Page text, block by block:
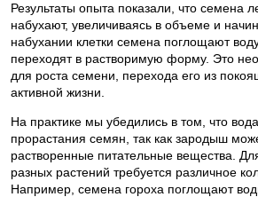
Результаты опыта показали, что семена
набухают, увеличиваясь в объеме и
набухании клетки семена поглощают
переходят в растворимую форму. Это
для роста семени, перехода его из
активной жизни.
На практике мы убедились в том, что
прорастания семян, так как зародыш
растворенные питательные вещества.
разных растений требуется различное
Например, семена гороха поглощают